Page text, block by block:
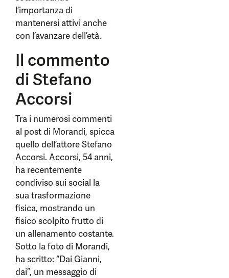
l’importanza di
mantenersi attivi anche
con l’avanzare dell’età.
Il commento
di Stefano
Accorsi
Tra i numerosi commenti
al post di Morandi, spicca
quello dell’attore Stefano
Accorsi. Accorsi, 54 anni,
ha recentemente
condiviso sui social la
sua trasformazione
fisica, mostrando un
fisico scolpito frutto di
un allenamento costante.
Sotto la foto di Morandi,
ha scritto: “Dai Gianni,
dai”, un messaggio di